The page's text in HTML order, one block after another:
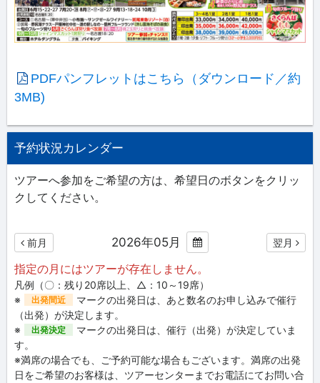
PDFパンフレットはこちら（ダウンロード／約
3MB)
予約状況カレンダー
ツアーへ参加をご希望の方は、希望日のボタンをクリッ
クしてください。
前月 2026年05月 翌月
指定の月にはツアーが存在しません。
凡例（〇：残り20席以上、△：10～19席）
※
出発間近
マークの出発日は、あと数名のお申し込みで催行
（出発）が決定します。
※
出発決定
マークの出発日は、催行（出発）が決定していま
す。
※満席の場合でも、ご予約可能な場合もございます。満席の出発
日をご希望のお客様は、ツアーセンターまでお電話にてお問い合